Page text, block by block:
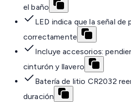
el baño
LED indica que la señal
correctamente
Incluye accesorios:
cinturón y llavero
Batería de litio CR2032
duración